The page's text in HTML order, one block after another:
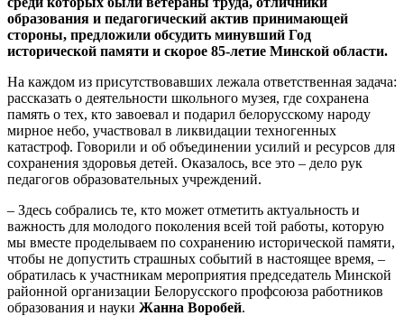
образования и педагогический актив принимающей
стороны, предложили обсудить минувший Год
исторической памяти и скорое 85-летие Минской области.
На каждом из присутствовавших лежала ответственная задача:
рассказать о деятельности школьного музея, где сохранена
память о тех, кто завоевал и подарил белорусскому народу
мирное небо, участвовал в ликвидации техногенных
катастроф. Говорили и об объединении усилий и ресурсов для
сохранения здоровья детей. Оказалось, все это – дело рук
педагогов образовательных учреждений.
– Здесь собрались те, кто может отметить актуальность и
важность для молодого поколения всей той работы, которую
мы вместе проделываем по сохранению исторической памяти,
чтобы не допустить страшных событий в настоящее время, –
обратилась к участникам мероприятия председатель Минской
районной организации Белорусского профсоюза работников
образования и науки Жанна Воробей.